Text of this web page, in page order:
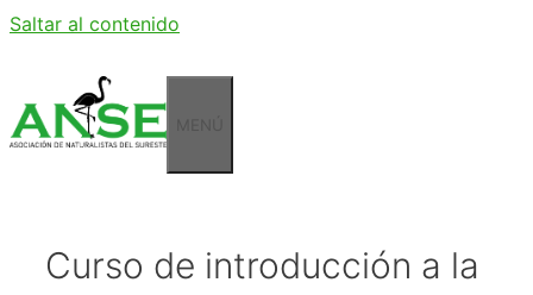
Saltar al contenido
Curso de introducción a la